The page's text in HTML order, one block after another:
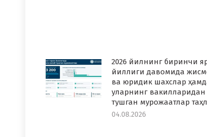
2026 йилнинг биринчи
йиллиги давомида
ва юридик шахслар
уларнинг вакилларидан
тушган мурожаатлар
04.08.2026